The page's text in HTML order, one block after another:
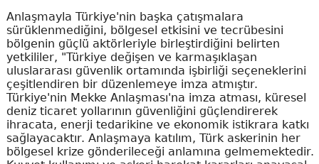
Anlaşmayla Türkiye'nin başka çatışmalara
sürüklenmediğini, bölgesel etkisini ve tecrübesini
bölgenin güçlü aktörleriyle birleştirdiğini belirten
yetkililer, "Türkiye değişen ve karmaşıklaşan
uluslararası güvenlik ortamında işbirliği seçeneklerini
çeşitlendiren bir düzenlemeye imza atmıştır.
Türkiye'nin Mekke Anlaşması'na imza atması, küresel
deniz ticaret yollarının güvenliğini güçlendirerek
ihracata, enerji tedarikine ve ekonomik istikrara katkı
sağlayacaktır. Anlaşmaya katılım, Türk askerinin her
bölgesel krize gönderileceği anlamına gelmemektedir.